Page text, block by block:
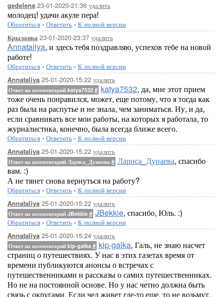
gedelena 23-01-2020-21:36 удалить
молодец! удачи акуле пера!
Обратиться - Ответить - К полной версии
Крыланка 23-01-2020-23:37 удалить
Annataliya, и здесь тебя поздравляю, успехов тебе на новой
работе!
Обратиться - Ответить - К полной версии
Annataliya 25-01-2020-15:22 удалить
Ответ на комментарий katya7532 # katya7532, да, мне этот прием
тоже очень понравился, может, еще потому, что я тогда как
раз была на распутье и не знала, чем заниматься. Ну, и да,
если сравнивать все мои работы, на которых я работала, то
журналистика, конечно, была всегда ближе всего.
Обратиться - Ответить - К полной версии
Annataliya 25-01-2020-15:22 удалить
Ответ на комментарий Лариса_Дунаева # Лариса_Дунаева, спасибо
вам. :)
А не тянет снова вернуться на работу?
Обратиться - Ответить - К полной версии
Annataliya 25-01-2020-15:22 удалить
Ответ на комментарий JBekkie # JBekkie, спасибо, Юль. :)
Обратиться - Ответить - К полной версии
Annataliya 25-01-2020-15:24 удалить
Ответ на комментарий kip-galka # kip-galka, Галь, не знаю насчет
страниц о путешествиях. У нас в этих газетах время от
времени публикуются анонсы о встречах с
путешественниками и рассказы о самих путешественниках.
Но не на постоянной основе. Но у нас четно должна быть
связь с округами. Если чел живет где-то еще, то не возьмут.